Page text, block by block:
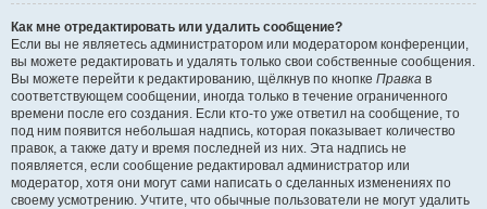
Как мне отредактировать или удалить сообщение?
Если вы не являетесь администратором или модератором конференции,
вы можете редактировать и удалять только свои собственные сообщения.
Вы можете перейти к редактированию, щёлкнув по кнопке Правка в
соответствующем сообщении, иногда только в течение ограниченного
времени после его создания. Если кто-то уже ответил на сообщение, то
под ним появится небольшая надпись, которая показывает количество
правок, а также дату и время последней из них. Эта надпись не
появляется, если сообщение редактировал администратор или
модератор, хотя они могут сами написать о сделанных изменениях по
своему усмотрению. Учтите, что обычные пользователи не могут удалить